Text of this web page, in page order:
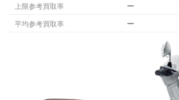
上限参考買取率 ー
平均参考買取率 ー